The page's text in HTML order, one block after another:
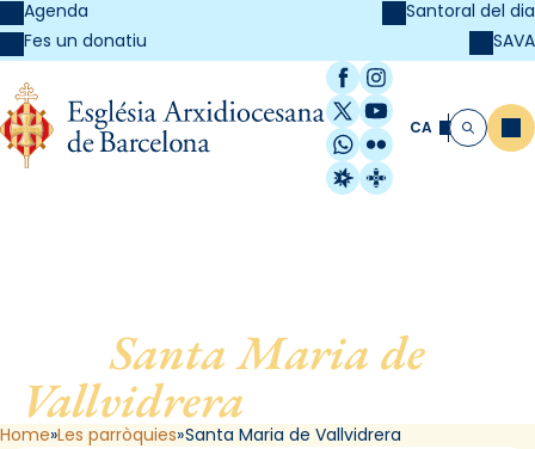
Agenda
Fes un donatiu
Santoral del dia
SAVA
Facebook
Instagram
X / Twitter
YouTube
WhatsApp
Flickr
Radio Estel
Catalunya
CA Cerca
Santa Maria de
Vallvidrera
Home Les parròquies Santa Maria de Vallvidrera